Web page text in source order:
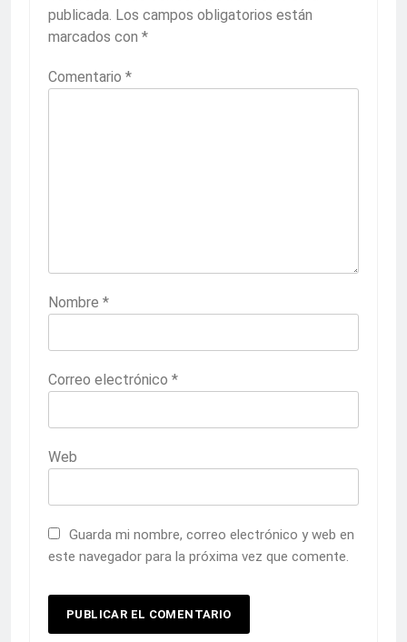
publicada. Los campos obligatorios están
marcados con *
Comentario *
Nombre *
Correo electrónico *
Web
Guarda mi nombre, correo electrónico y web en
este navegador para la próxima vez que comente.